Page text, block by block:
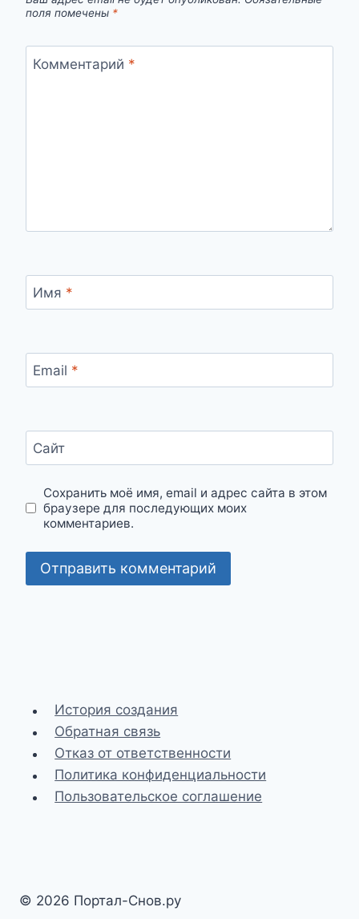
поля помечены *
Комментарий *
Имя *
Email *
Сайт
Сохранить моё имя, email и адрес сайта в этом
браузере для последующих моих
комментариев.
История создания
Обратная связь
Отказ от ответственности
Политика конфиденциальности
Пользовательское соглашение
© 2026 Портал-Снов.ру